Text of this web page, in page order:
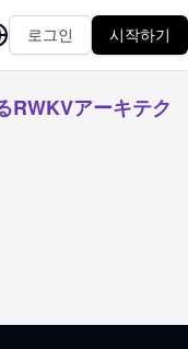
로그인 시작하기
RWKVアーキテク